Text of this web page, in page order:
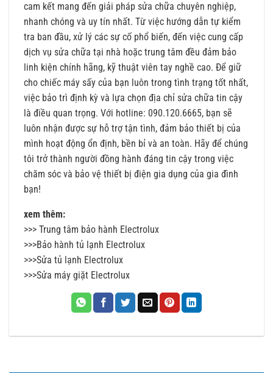
cam kết mang đến giải pháp sửa chữa chuyên nghiệp,
nhanh chóng và uy tín nhất. Từ việc hướng dẫn tự kiểm
tra ban đầu, xử lý các sự cố phổ biến, đến việc cung cấp
dịch vụ sửa chữa tại nhà hoặc trung tâm đều đảm bảo
linh kiện chính hãng, kỹ thuật viên tay nghề cao. Để giữ
cho chiếc máy sấy của bạn luôn trong tình trạng tốt nhất,
việc bảo trì định kỳ và lựa chọn địa chỉ sửa chữa tin cậy
là điều quan trọng. Với hotline: 090.120.6665, bạn sẽ
luôn nhận được sự hỗ trợ tận tình, đảm bảo thiết bị của
mình hoạt động ổn định, bền bỉ và an toàn. Hãy để chúng
tôi trở thành người đồng hành đáng tin cậy trong việc
chăm sóc và bảo vệ thiết bị điện gia dụng của gia đình
bạn!
xem thêm:
>>> Trung tâm bảo hành Electrolux
>>>Bảo hành tủ lạnh Electrolux
>>>Sửa tủ lạnh Electrolux
>>>Sửa máy giặt Electrolux